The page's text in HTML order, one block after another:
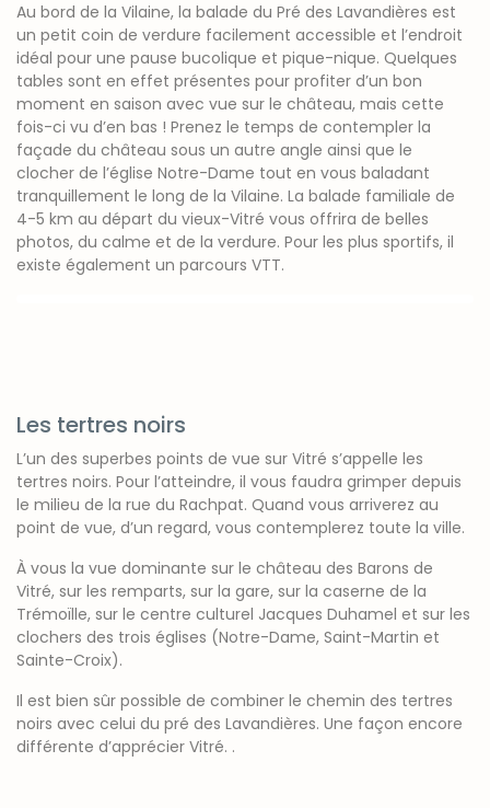
Au bord de la Vilaine, la balade du Pré des Lavandières est
un petit coin de verdure facilement accessible et l’endroit
idéal pour une pause bucolique et pique-nique. Quelques
tables sont en effet présentes pour profiter d’un bon
moment en saison avec vue sur le château, mais cette
fois-ci vu d’en bas ! Prenez le temps de contempler la
façade du château sous un autre angle ainsi que le
clocher de l’église Notre-Dame tout en vous baladant
tranquillement le long de la Vilaine. La balade familiale de
4-5 km au départ du vieux-Vitré vous offrira de belles
photos, du calme et de la verdure. Pour les plus sportifs, il
existe également un parcours VTT.
Les tertres noirs
L’un des superbes points de vue sur Vitré s’appelle les
tertres noirs. Pour l’atteindre, il vous faudra grimper depuis
le milieu de la rue du Rachpat. Quand vous arriverez au
point de vue, d’un regard, vous contemplerez toute la ville.
À vous la vue dominante sur le château des Barons de
Vitré, sur les remparts, sur la gare, sur la caserne de la
Trémoïlle, sur le centre culturel Jacques Duhamel et sur les
clochers des trois églises (Notre-Dame, Saint-Martin et
Sainte-Croix).
Il est bien sûr possible de combiner le chemin des tertres
noirs avec celui du pré des Lavandières. Une façon encore
différente d’apprécier Vitré. .